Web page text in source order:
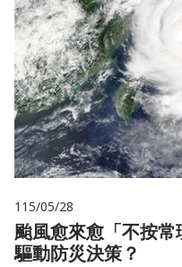
115/05/28
颱風愈來愈「不按
驅動防災決策？